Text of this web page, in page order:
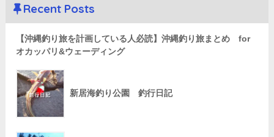
Recent Posts
【沖縄釣り旅を計画している人必読】沖縄釣り旅まとめ for
オカッパリ&ウェーディング
新居海釣り公園 釣行日記